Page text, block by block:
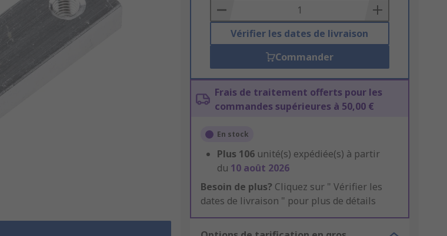
Basket
Vérifier les dates de livraison
Commander
Frais de traitement offerts pour les
commandes supérieures à 50,00 €
En stock
Plus 106 unité(s) expédiée(s) à partir
du 10 août 2026
Besoin de plus? Cliquez sur " Vérifier les
dates de livraison " pour plus de détails